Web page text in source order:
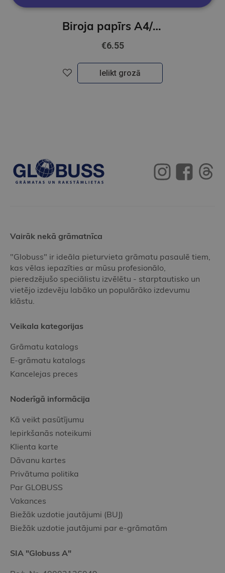
Biroja papīrs A4/80g/500 Navigator
€6.55
Ielikt grozā
Vairāk nekā grāmatnīca
"Globuss" ir ideāla pieturvieta grāmatu pasaulē tiem,
kas vēlas iepazīties ar mūsu profesionālo,
pieredzējušo speciālistu izvēlētu - starptautisko un
vietējo izdevēju labāko un populārāko izdevumu
klāstu.
Veikala kategorijas
Grāmatu katalogs
E-grāmatu katalogs
Kancelejas preces
Noderīgā informācija
Kā veikt pasūtījumu
Iepirkšanās noteikumi
Klienta karte
Dāvanu kartes
Privātuma politika
Par GLOBUSS
Vakances
Biežāk uzdotie jautājumi (BUJ)
Biežāk uzdotie jautājumi par e-grāmatām
SIA "Globuss A"